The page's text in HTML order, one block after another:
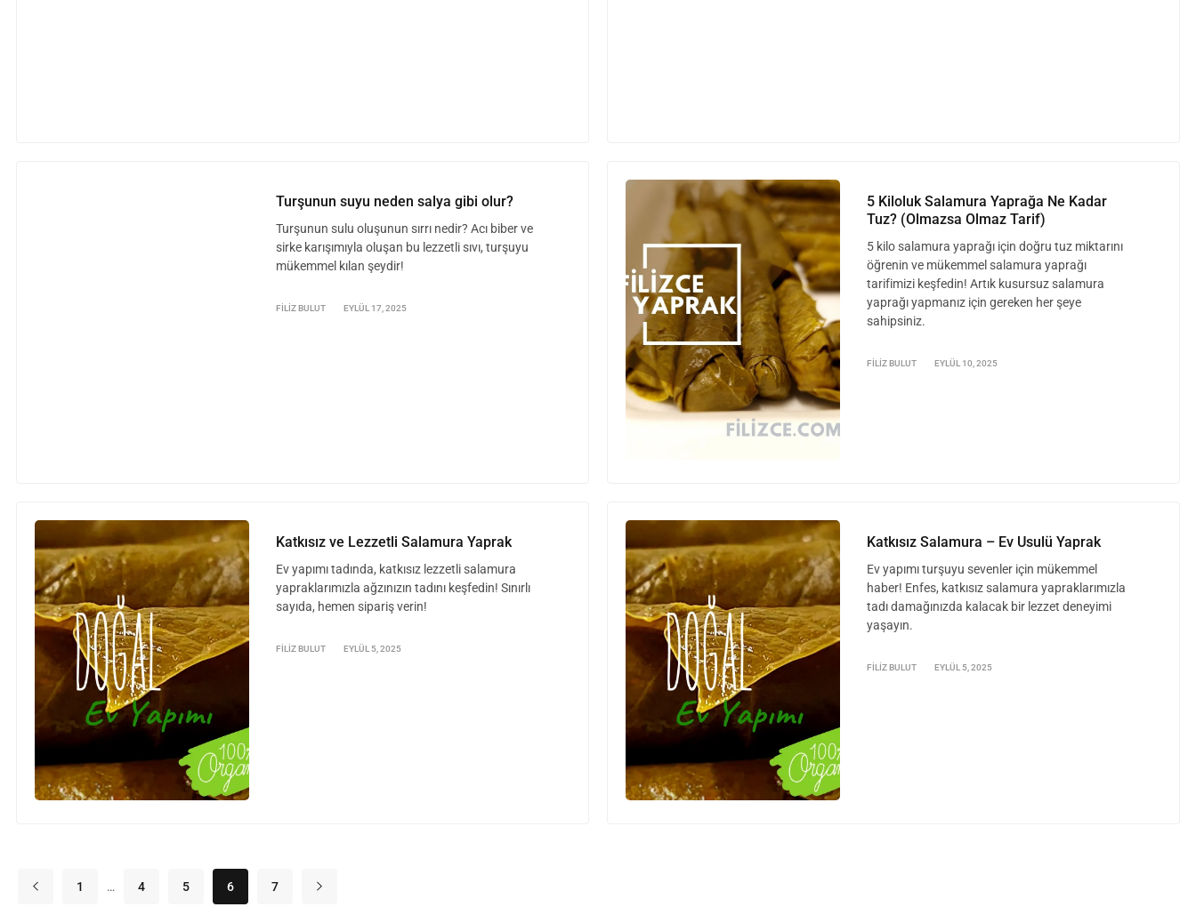
Turşunun suyu neden salya gibi olur?
Turşunun sulu oluşunun sırrı nedir? Acı biber ve
sirke karışımıyla oluşan bu lezzetli sıvı, turşuyu
mükemmel kılan şeydir!
FILIZ BULUT EYLÜL 17, 2025
5 Kiloluk Salamura Yaprağa Ne Kadar
Tuz? (Olmazsa Olmaz Tarif)
5 kilo salamura yaprağı için doğru tuz miktarını
öğrenin ve mükemmel salamura yaprağı
tarifimizi keşfedin! Artık kusursuz salamura
yaprağı yapmanız için gereken her şeye
sahipsiniz.
FILIZ BULUT EYLÜL 10, 2025
Katkısız ve Lezzetli Salamura Yaprak
Ev yapımı tadında, katkısız lezzetli salamura
yapraklarımızla ağzınızın tadını keşfedin! Sınırlı
sayıda, hemen sipariş verin!
FILIZ BULUT EYLÜL 5, 2025
Katkısız Salamura – Ev Usulü Yaprak
Ev yapımı turşuyu sevenler için mükemmel
haber! Enfes, katkısız salamura yapraklarımızla
tadı damağınızda kalacak bir lezzet deneyimi
yaşayın.
FILIZ BULUT EYLÜL 5, 2025
1 … 4 5 6 7